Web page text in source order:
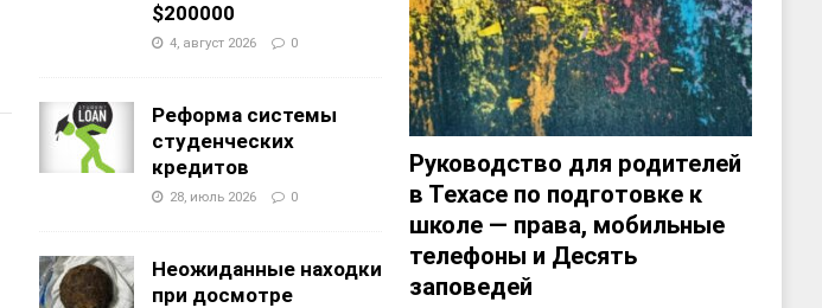
$200000
4, август 2026 0
Реформа системы
студенческих
кредитов
28, июль 2026 0
Неожиданные находки
при досмотре
Руководство для родителей
в Техасе по подготовке к
школе — права, мобильные
телефоны и Десять
заповедей